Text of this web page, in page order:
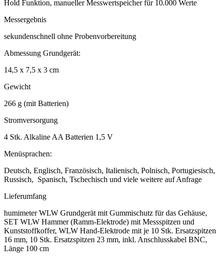
Hold Funktion, manueller Messwertspeicher für 10.000 Werte
Messergebnis
sekundenschnell ohne Probenvorbereitung
Abmessung Grundgerät:
14,5 x 7,5 x 3 cm
Gewicht
266 g (mit Batterien)
Stromversorgung
4 Stk. Alkaline AA Batterien 1,5 V
Menüsprachen:
Deutsch, Englisch, Französisch, Italienisch, Polnisch, Portugiesisch,
Russisch, Spanisch, Tschechisch und viele weitere auf Anfrage
Lieferumfang
humimeter WLW Grundgerät mit Gummischutz für das Gehäuse,
SET WLW Hammer (Ramm-Elektrode) mit Messspitzen und
Kunststoffkoffer, WLW Hand-Elektrode mit je 10 Stk. Ersatzspitzen
16 mm, 10 Stk. Ersatzspitzen 23 mm, inkl. Anschlusskabel BNC,
Länge 100 cm